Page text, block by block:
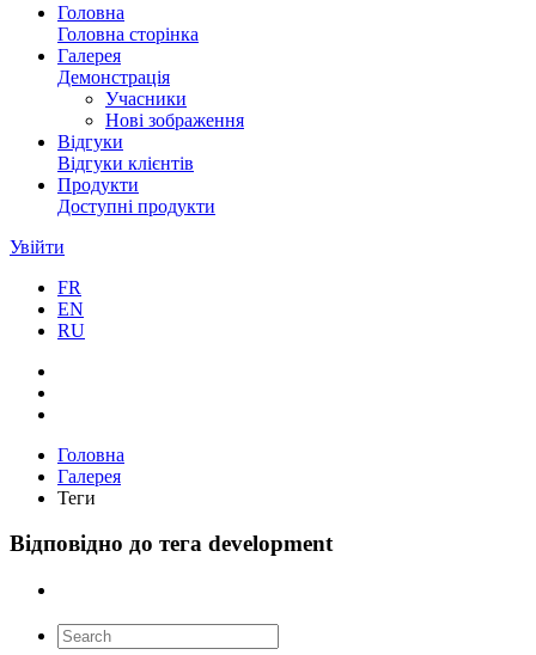
Головна
Головна сторінка
Галерея
Демонстрація
Учасники
Нові зображення
Відгуки
Відгуки клієнтів
Продукти
Доступні продукти
Увійти
FR
EN
RU
Головна
Галерея
Теги
Відповідно до тега development